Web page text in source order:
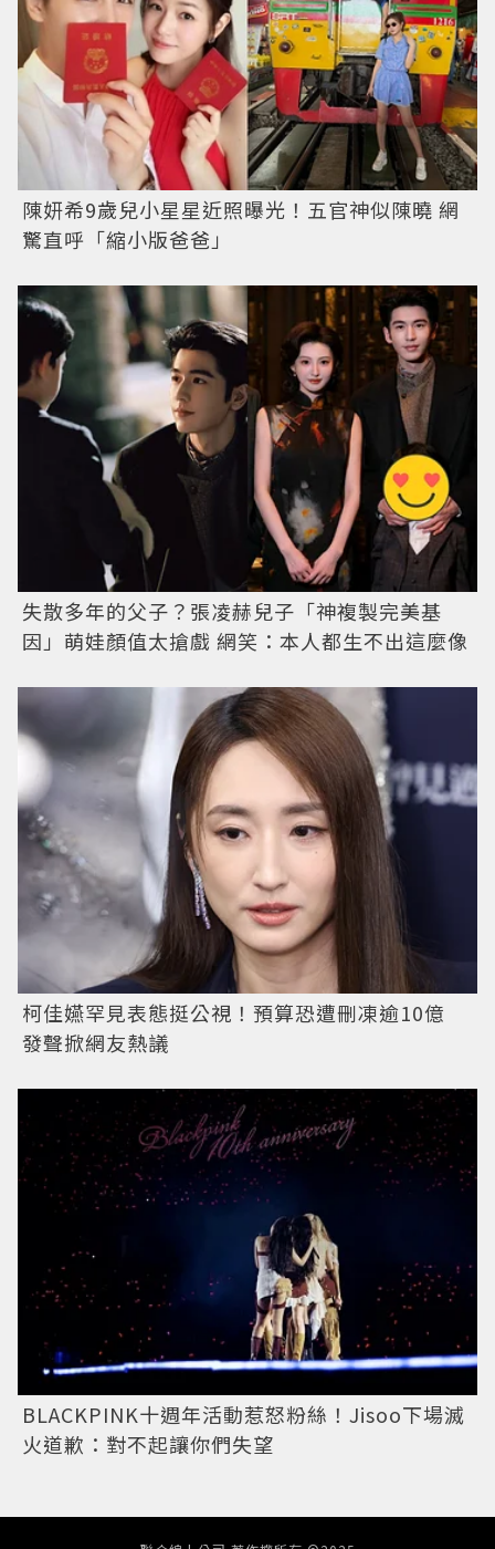
陳妍希9歲兒小星星近照曝光！五官神似陳曉 網
驚直呼「縮小版爸爸」
失散多年的父子？張凌赫兒子「神複製完美基
因」萌娃顏值太搶戲 網笑：本人都生不出這麼像
柯佳嬿罕見表態挺公視！預算恐遭刪凍逾10億
發聲掀網友熱議
BLACKPINK十週年活動惹怒粉絲！Jisoo下場滅
火道歉：對不起讓你們失望